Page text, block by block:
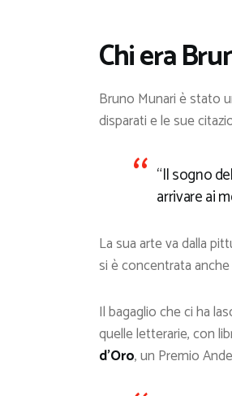
Chi era
Bruno Munari è stato
disparati e le sue
“Il sogno
arrivare ai
La sua arte va dalla
si è concentrata
Il bagaglio che ci ha
quelle letterarie, con
d’Oro, un Premio